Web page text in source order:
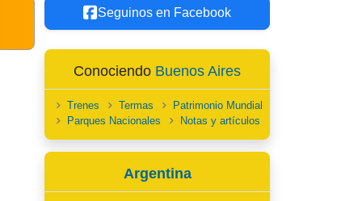
Seguinos en Facebook
Conociendo Buenos Aires
Trenes Termas
Patrimonio Mundial
Parques Nacionales
Notas y artículos
Argentina